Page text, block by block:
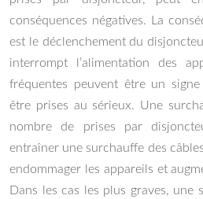
conséquences négatives. La
est le déclenchement du
interrompt l’alimentation des
fréquentes peuvent être un
être prises au sérieux. Une
nombre de prises par
entraîner une surchauffe des
endommager les appareils et
Dans les cas les plus graves, une